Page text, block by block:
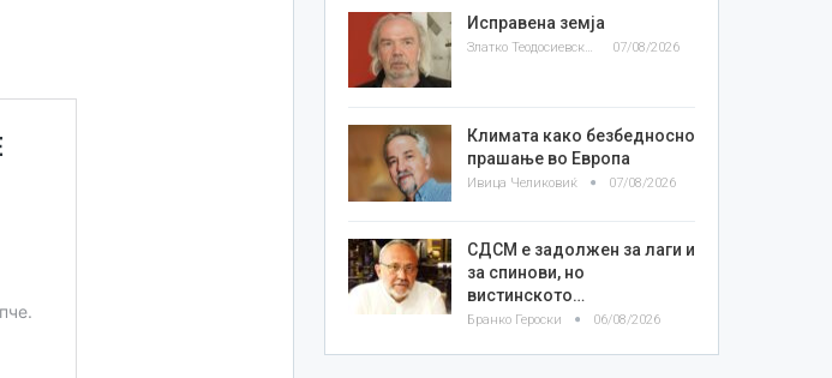
Исправена земја
Златко Теодосиевски 07/08/2026
Климата како безбедносно
прашање во Европа
Ивица Челиковиќ 07/08/2026
СДСМ е задолжен за лаги и
за спинови, но
вистинското…
Бранко Героски 06/08/2026